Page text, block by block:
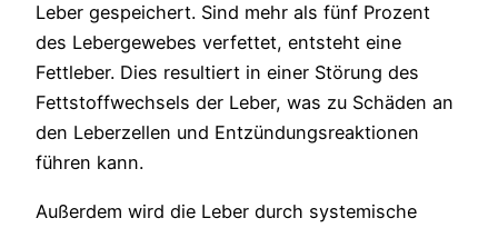
Leber gespeichert. Sind mehr als fünf Prozent
des Lebergewebes verfettet, entsteht eine
Fettleber. Dies resultiert in einer Störung des
Fettstoffwechsels der Leber, was zu Schäden an
den Leberzellen und Entzündungsreaktionen
führen kann.
Außerdem wird die Leber durch systemische